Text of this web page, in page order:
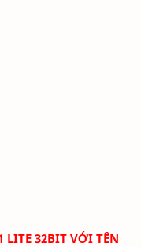
LITE 32BIT VỚI TÊN